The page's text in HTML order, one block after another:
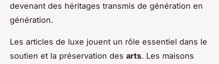
devenant des héritages transmis de génération en
génération.
Les articles de luxe jouent un rôle essentiel dans le
soutien et la préservation des arts. Les maisons